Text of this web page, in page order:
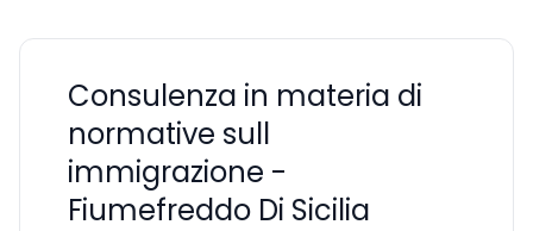
Consulenza in materia di
normative sull
immigrazione -
Fiumefreddo Di Sicilia